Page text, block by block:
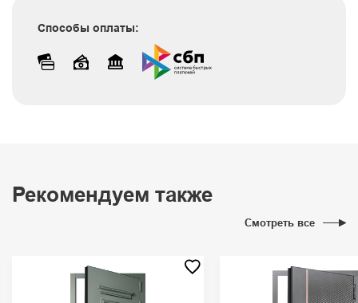
Способы оплаты:
Рекомендуем также
Смотреть все